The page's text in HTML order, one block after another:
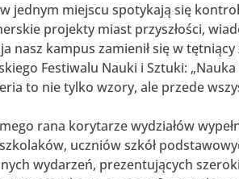
jednym miejscu spotykają się
projekty miast przyszłości,
nasz kampus zamienił się w
Festiwalu Nauki i Sztuki:
to nie tylko wzory, ale przede
rana korytarze wydziałów
uczniów szkół
wydarzeń, prezentujących